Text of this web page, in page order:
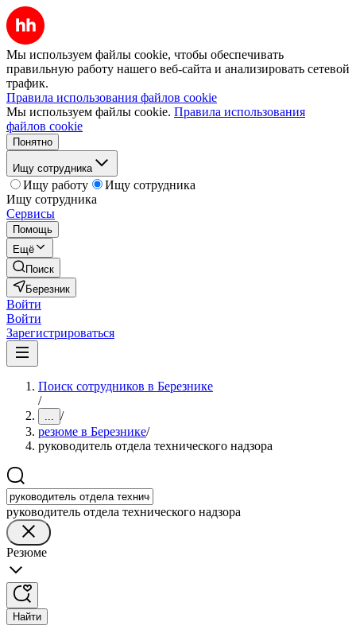
Мы используем файлы cookie, чтобы обеспечивать
правильную работу нашего веб-сайта и анализировать сетевой
трафик.
Правила использования файлов cookie
Мы используем файлы cookie. Правила использования
файлов cookie
Понятно
Ищу сотрудника
Ищу работу
Ищу сотрудника
Ищу сотрудника
Сервисы
Помощь
Ещё
Поиск
Березник
Войти
Войти
Зарегистрироваться
Поиск сотрудников в Березнике
/
... /
резюме в Березнике/
руководитель отдела технического надзора
руководитель отдела технического надзора
Резюме
Найти